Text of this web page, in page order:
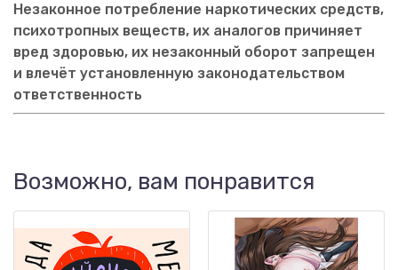
Незаконное потребление наркотических средств,
психотропных веществ, их аналогов причиняет
вред здоровью, их незаконный оборот запрещен
и влечёт установленную законодательством
ответственность
Возможно, вам понравится